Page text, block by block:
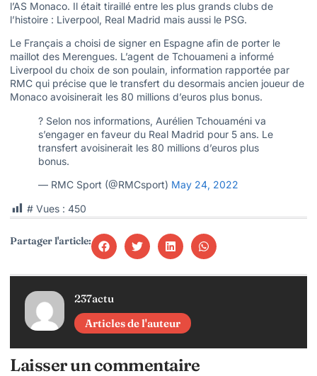
l’AS Monaco. Il était tiraillé entre les plus grands clubs de
l’histoire : Liverpool, Real Madrid mais aussi le PSG.
Le Français a choisi de signer en Espagne afin de porter le
maillot des Merengues. L’agent de Tchouameni a informé
Liverpool du choix de son poulain, information rapportée par
RMC qui précise que le transfert du desormais ancien joueur de
Monaco avoisinerait les 80 millions d’euros plus bonus.
? Selon nos informations, Aurélien Tchouaméni va
s’engager en faveur du Real Madrid pour 5 ans. Le
transfert avoisinerait les 80 millions d’euros plus
bonus.
— RMC Sport (@RMCsport) May 24, 2022
# Vues : 450
Partager l'article:
237actu
Articles de l'auteur
Laisser un commentaire